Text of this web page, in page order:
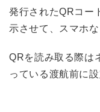
発行されたQRコー
示させて、スマホ
QRを読み取る際は
っている渡航前に